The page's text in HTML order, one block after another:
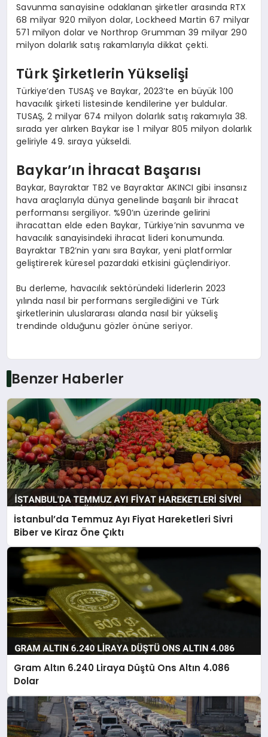
Savunma sanayisine odaklanan şirketler arasında RTX
68 milyar 920 milyon dolar, Lockheed Martin 67 milyar
571 milyon dolar ve Northrop Grumman 39 milyar 290
milyon dolarlık satış rakamlarıyla dikkat çekti.
Türk Şirketlerin Yükselişi
Türkiye’den TUSAŞ ve Baykar, 2023’te en büyük 100
havacılık şirketi listesinde kendilerine yer buldular.
TUSAŞ, 2 milyar 674 milyon dolarlık satış rakamıyla 38.
sırada yer alırken Baykar ise 1 milyar 805 milyon dolarlık
geliriyle 49. sıraya yükseldi.
Baykar’ın İhracat Başarısı
Baykar, Bayraktar TB2 ve Bayraktar AKINCI gibi insansız
hava araçlarıyla dünya genelinde başarılı bir ihracat
performansı sergiliyor. %90’ın üzerinde gelirini
ihracattan elde eden Baykar, Türkiye’nin savunma ve
havacılık sanayisindeki ihracat lideri konumunda.
Bayraktar TB2’nin yanı sıra Baykar, yeni platformlar
geliştirerek küresel pazardaki etkisini güçlendiriyor.
Bu derleme, havacılık sektöründeki liderlerin 2023
yılında nasıl bir performans sergilediğini ve Türk
şirketlerinin uluslararası alanda nasıl bir yükseliş
trendinde olduğunu gözler önüne seriyor.
Benzer Haberler
İstanbul’da Temmuz Ayı Fiyat Hareketleri Sivri
Biber ve Kiraz Öne Çıktı
Gram Altın 6.240 Liraya Düştü Ons Altın 4.086
Dolar